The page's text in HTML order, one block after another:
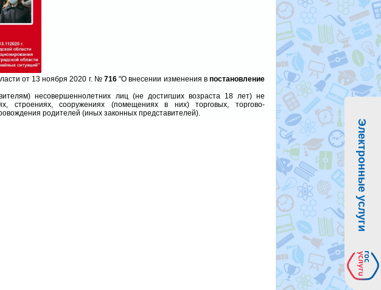
от 13 ноября 2020 г. №716 "О внесении изменения в постановление
несовершеннолетних лиц (не достигших возраста 18 лет) не
строениях, сооружениях (помещениях в них) торговых, торгово-
родителей (иных законных представителей).
Электронные услуги